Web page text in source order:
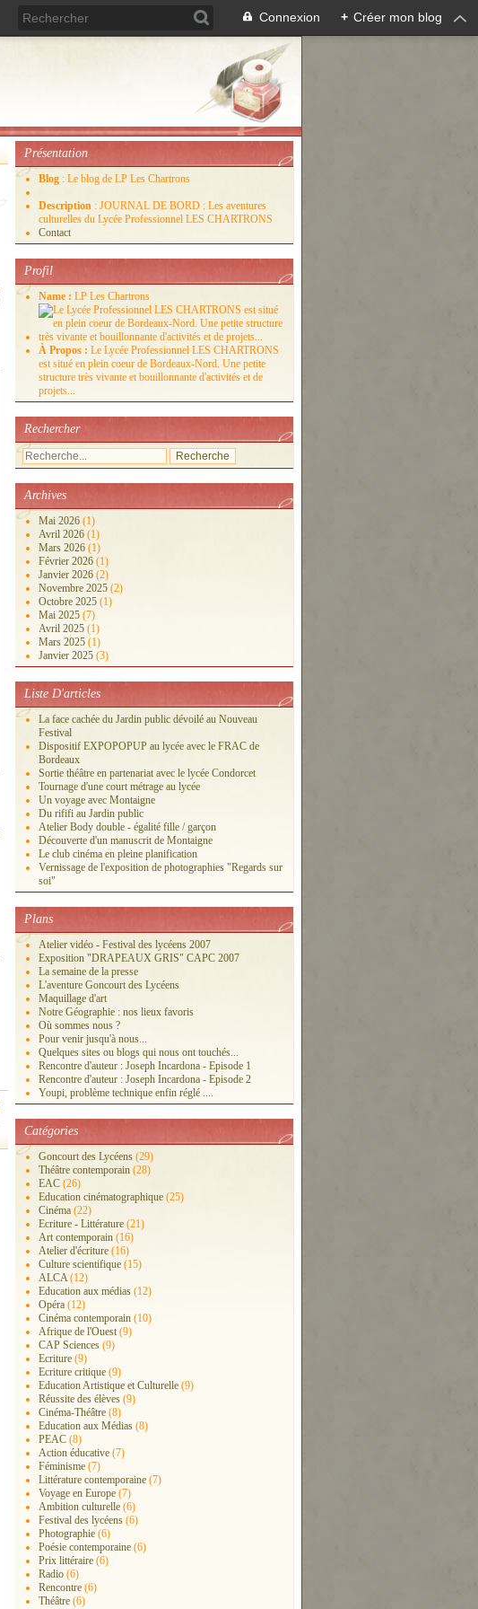
Connexion + Créer mon blog
Présentation
Blog : Le blog de LP Les Chartrons
Description : JOURNAL DE BORD : Les aventures
culturelles du Lycée Professionnel LES CHARTRONS
Contact
Profil
Name : LP Les Chartrons
À Propos : Le Lycée Professionnel LES CHARTRONS
est situé en plein coeur de Bordeaux-Nord. Une petite
structure très vivante et bouillonnante d'activités et de
projets...
Rechercher
Archives
Mai 2026 (1)
Avril 2026 (1)
Mars 2026 (1)
Février 2026 (1)
Janvier 2026 (2)
Novembre 2025 (2)
Octobre 2025 (1)
Mai 2025 (7)
Avril 2025 (1)
Mars 2025 (1)
Janvier 2025 (3)
Liste D'articles
La face cachée du Jardin public dévoilé au Nouveau
Festival
Dispositif EXPOPOPUP au lycée avec le FRAC de
Bordeaux
Sortie théâtre en partenariat avec le lycée Condorcet
Tournage d'une court métrage au lycée
Un voyage avec Montaigne
Du rififi au Jardin public
Atelier Body double - égalité fille / garçon
Découverte d'un manuscrit de Montaigne
Le club cinéma en pleine planification
Vernissage de l'exposition de photographies "Regards sur
soi"
Plans
Atelier vidéo - Festival des lycéens 2007
Exposition "DRAPEAUX GRIS" CAPC 2007
La semaine de la presse
L'aventure Goncourt des Lycéens
Maquillage d'art
Notre Géographie : nos lieux favoris
Où sommes nous ?
Pour venir jusqu'à nous...
Quelques sites ou blogs qui nous ont touchés...
Rencontre d'auteur : Joseph Incardona - Episode 1
Rencontre d'auteur : Joseph Incardona - Episode 2
Youpi, problème technique enfin réglé ....
Catégories
Goncourt des Lycéens (29)
Théâtre contemporain (28)
EAC (26)
Education cinématographique (25)
Cinéma (22)
Ecriture - Littérature (21)
Art contemporain (16)
Atelier d'écriture (16)
Culture scientifique (15)
ALCA(12)
Education aux médias (12)
Opéra (12)
Cinéma contemporain (10)
Afrique de l'Ouest (9)
CAP Sciences (9)
Ecriture (9)
Ecriture critique (9)
Education Artistique et Culturelle (9)
Réussite des élèves (9)
Cinéma-Théâtre (8)
Education aux Médias (8)
PEAC (8)
Action éducative (7)
Féminisme (7)
Littérature contemporaine (7)
Voyage en Europe (7)
Ambition culturelle (6)
Festival des lycéens (6)
Photographie (6)
Poésie contemporaine (6)
Prix littéraire (6)
Radio (6)
Rencontre (6)
Théâtre (6)